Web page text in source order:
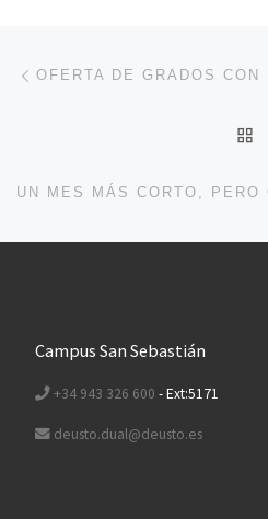
Navegación de
Campus San Sebastián
+34 943 326 600 - Ext:5171
deusto.dual@deusto.es